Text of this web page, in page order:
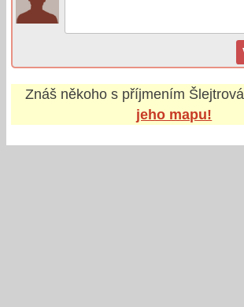
Znáš někoho s příjmením Šlejtrová
jeho mapu!